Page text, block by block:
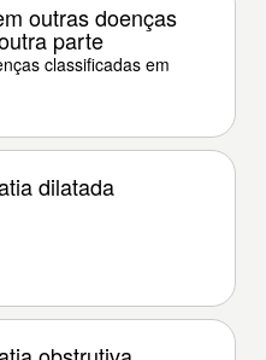
outras doenças
parte
classificadas em
dilatada